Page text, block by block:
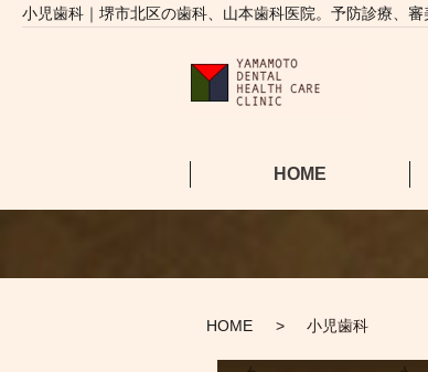
小児歯科｜堺市北区の歯科、山本歯科医院。予防診療、
HOME
HOME 小児歯科